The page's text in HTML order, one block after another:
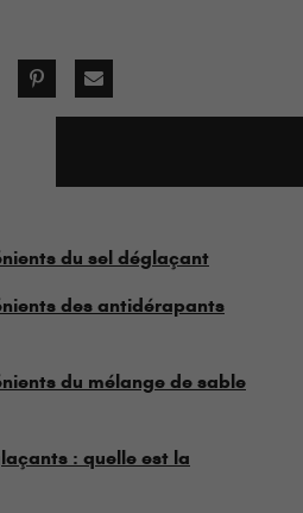
du sel déglaçant
des antidérapants
du mélange de sable
: quelle est la